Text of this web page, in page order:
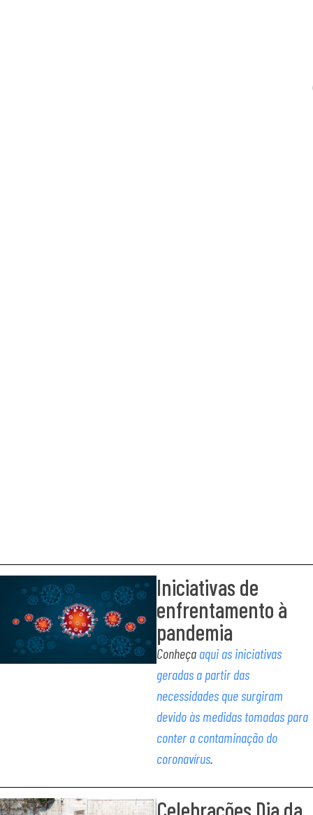
Iniciativas de
enfrentamento à
pandemia
Conheça aqui as iniciativas
geradas a partir das
necessidades que surgiram
devido às medidas tomadas para
conter a contaminação do
coronavírus.
Celebrações Dia da